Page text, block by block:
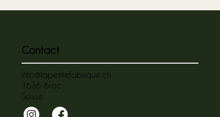
Contact
info@lapetitefabrique.ch
1636 Broc
Suisse